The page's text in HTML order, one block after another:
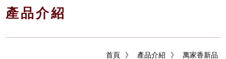
產品介紹
萬家香新品
》
產品介紹
》
首頁